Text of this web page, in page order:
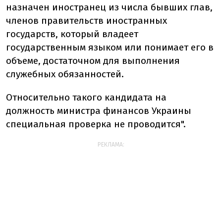
назначен иностранец из числа бывших глав,
членов правительств иностранных
государств, который владеет
государственным языком или понимает его в
объеме, достаточном для выполнения
служебных обязанностей.
Относительно такого кандидата на
должность министра финансов Украины
специальная проверка не проводится".
РЕКЛАМА: